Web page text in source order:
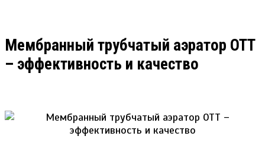
Meмбранный трубчатый аэратор ОТТ
– эффективность и качество